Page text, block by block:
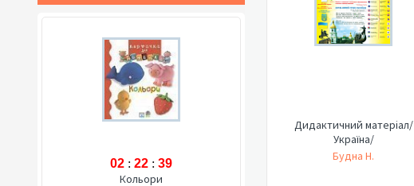
02 : 22 : 38
Кольори
Дидактичний матеріал/
Україна/
Будна Н.